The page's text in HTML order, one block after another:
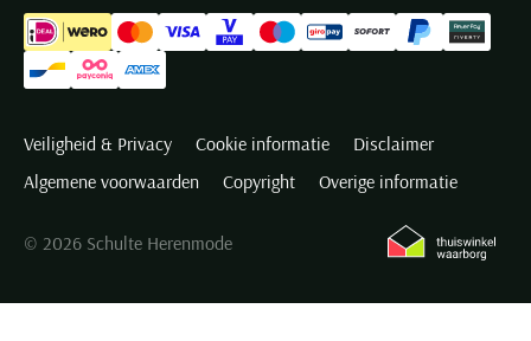
Veiligheid & Privacy Cookie informatie
Disclaimer
Algemene voorwaarden
Copyright Overige informatie
© 2026 Schulte Herenmode